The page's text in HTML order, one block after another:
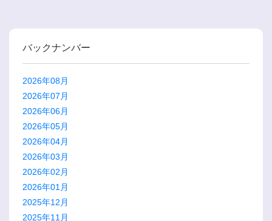
バックナンバー
2026年08月
2026年07月
2026年06月
2026年05月
2026年04月
2026年03月
2026年02月
2026年01月
2025年12月
2025年11月